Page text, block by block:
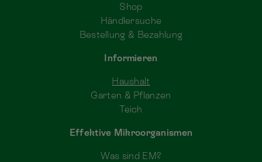
Shop
Händlersuche
Bestellung & Bezahlung
Informieren
Haushalt
Garten & Pflanzen
Teich
Effektive Mikroorganismen
Was sind EM?